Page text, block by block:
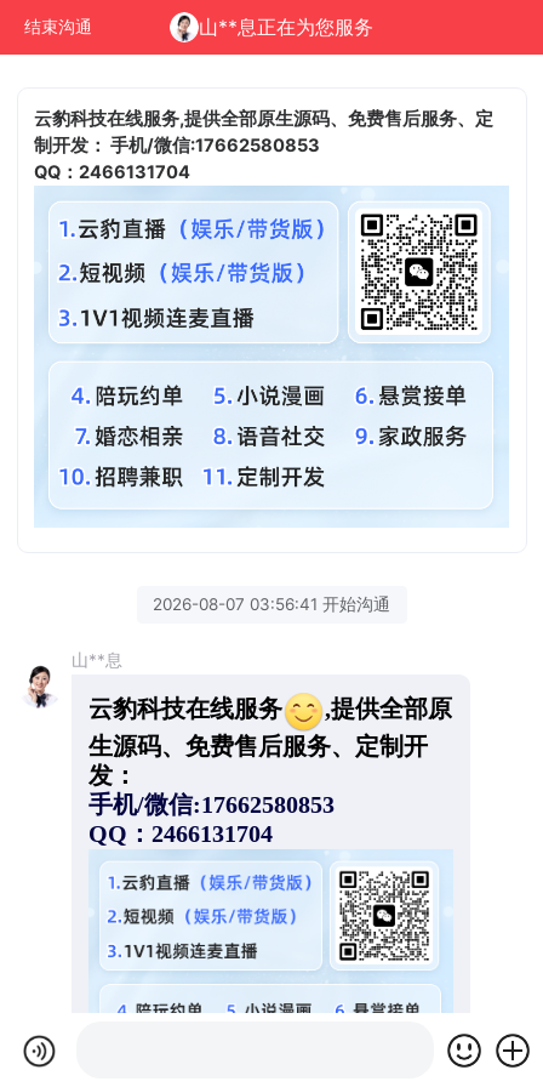
结束沟通 山**息正在为您服务
云豹科技在线服务,提供全部原生源码、免费售后服务、定
制开发：手机/微信:17662580853
QQ：2466131704
2026-08-07 03:56:41 开始沟通
山**息
云豹科技在线服务
,提供全部原
生源码、免费售后服务、定制开
发：
手机/微信:17662580853
QQ：2466131704